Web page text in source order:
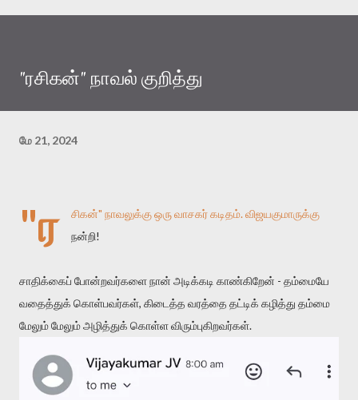
"ரசிகன்" நாவல் குறித்து
மே 21, 2024
"ர
சிகன்" நாவலுக்கு ஒரு வாசகர் கடிதம். விஜயகுமாருக்கு
நன்றி!
சாதிக்கைப் போன்றவர்களை நான் அடிக்கடி காண்கிறேன் - தம்மையே
வதைத்துக் கொள்பவர்கள், கிடைத்த வரத்தை தட்டிக் கழித்து தம்மை
மேலும் மேலும் அழித்துக் கொள்ள விரும்புகிறவர்கள்.